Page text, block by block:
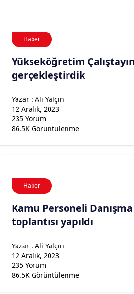
Haber
Yükseköğretim
gerçekleştirdik
Yazar : Ali Yalçın
12 Aralık, 2023
235 Yorum
86.5K Görüntülenme
Haber
Kamu Personeli
toplantısı yapıldı
Yazar : Ali Yalçın
12 Aralık, 2023
235 Yorum
86.5K Görüntülenme